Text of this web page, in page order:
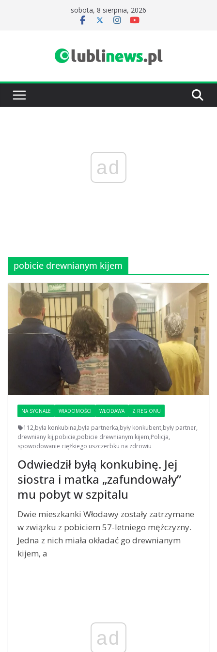
sobota, 8 sierpnia, 2026
ad
pobicie drewnianym kijem
NA SYGNALE WIADOMOŚCI WŁODAWA Z REGIONU
112,była konkubina,była partnerka,były konkubent,były partner,
drewniany kij,pobicie,pobicie drewnianym kijem,Policja,
spowodowanie ciężkiego uszczerbku na zdrowiu
Odwiedził byłą konkubinę. Jej
siostra i matka „zafundowały”
mu pobyt w szpitalu
Dwie mieszkanki Włodawy zostały zatrzymane
w związku z pobiciem 57-letniego mężczyzny.
Jedna z nich miała okładać go drewnianym
kijem, a
ad